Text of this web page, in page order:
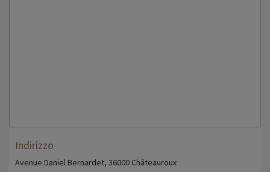
Indirizzo
Avenue Daniel Bernardet, 36000 Châteauroux